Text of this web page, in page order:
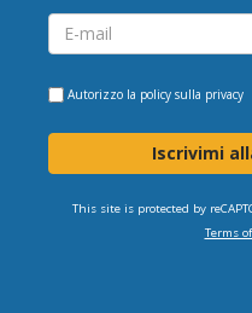
Autorizzo la policy sulla privacy
Iscrivimi
This site is protected by
Terms